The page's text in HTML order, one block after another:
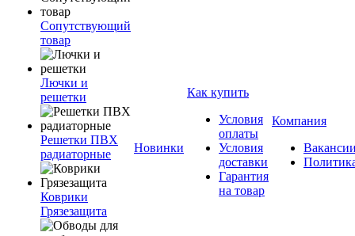
Сопутствующий
товар
Лючки и
решетки
Решетки ПВХ
радиаторные
Коврики
Грязезащита
Новинки
Как купить
Условия
оплаты
Условия
доставки
Гарантия
на товар
Компания